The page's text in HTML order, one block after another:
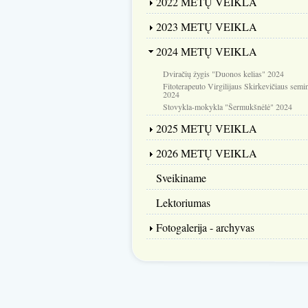
2023 METŲ VEIKLA
2024 METŲ VEIKLA
Dviračių žygis "Duonos kelias" 2024
Fitoterapeuto Virgilijaus Skirkevičiaus
2024
Stovykla-mokykla "Šermukšnėlė" 2024
2025 METŲ VEIKLA
2026 METŲ VEIKLA
Sveikiname
Lektoriumas
Fotogalerija - archyvas